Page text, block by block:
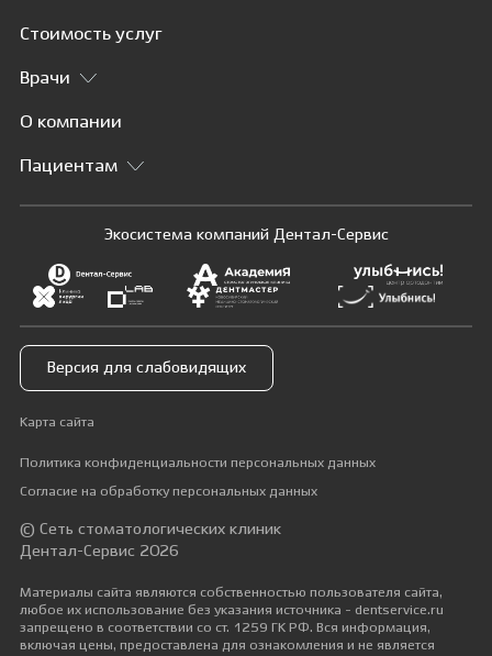
Стоимость услуг
Врачи
О компании
Пациентам
Экосистема компаний Дентал-Сервис
Версия для слабовидящих
Карта сайта
Политика конфиденциальности персональных данных
Согласие на обработку персональных данных
© Сеть стоматологических клиник
Дентал-Сервис 2026
Материалы сайта являются собственностью пользователя сайта,
любое их использование без указания источника - dentservice.ru
запрещено в соответствии со ст. 1259 ГК РФ. Вся информация,
включая цены, предоставлена для ознакомления и не является